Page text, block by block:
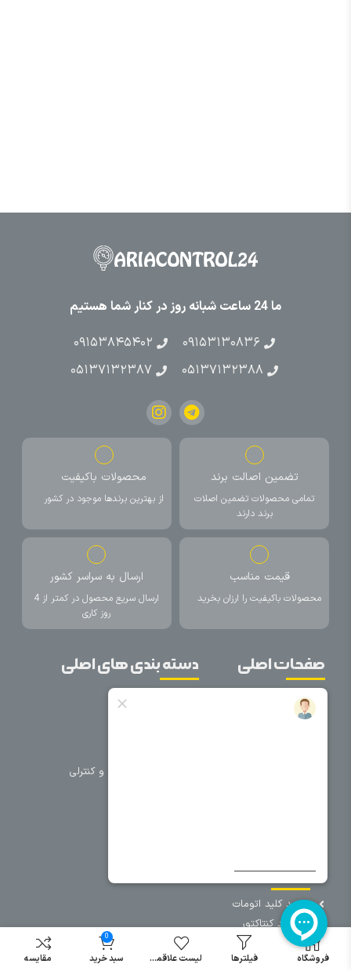
ما 24 ساعت شبانه روز در کنار شما هستیم
۰۹۱۵۳۱۳۰۸۳۶
۰۹۱۵۳۸۴۵۴۰۲
۰۵۱۳۷۱۳۲۳۸۸
۰۵۱۳۷۱۳۲۳۸۷
تضمین اصالت برند
تمامی محصولات تضمین اصلات
برند دارند
محصولات باکیفیت
از بهترین برندها موجود در کشور
قیمت مناسب
محصولات باکیفیت را ارزان بخرید
ارسال به سراسر کشور
ارسال سریع محصول در کمتر از 4
روز کاری
صفحات اصلی
خانه
دسته بندی های اصلی
تجهیزات حفاظتی و کنترلی
سایر دسته بندی ها
خرید کلید اتومات
خرید کنتاکتور
خرید فیوز
مینیاتوری
فروشگاه فیلترها لیست علاقمندی
0
سبد خرید مقایسه